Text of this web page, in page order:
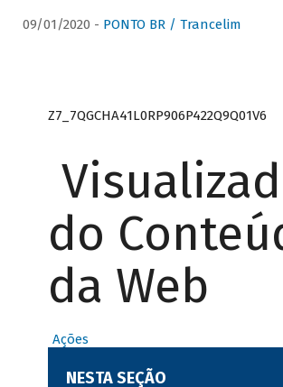
09/01/2020 - PONTO BR / Trancelim
Z7_7QGCHA41L0RP906P422Q9Q01V6
do
da Web
Ações
NESTA SEÇÃO